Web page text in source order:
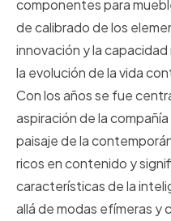
componentes para
de calibrado de los
innovación y la
la evolución de la vida
Con los años se fue
aspiración de la
paisaje de la
ricos en contenido y
características de la
allá de modas efímeras y